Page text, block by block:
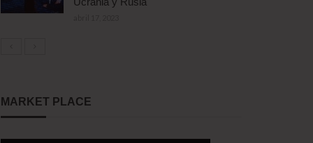
MARKET PLACE